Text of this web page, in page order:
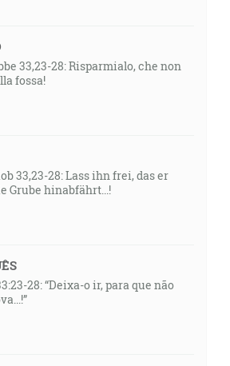
33,23-28: Risparmialo, che non
fossa!
33,23-28: Lass ihn frei, das er
Grube hinabfährt...!
28: “Deixa-o ir, para que não